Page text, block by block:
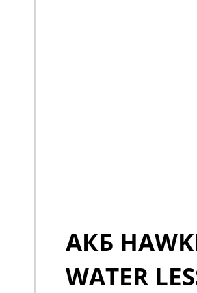
АКБ
WATER